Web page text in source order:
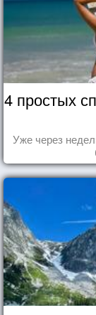
4 простых
Уже через